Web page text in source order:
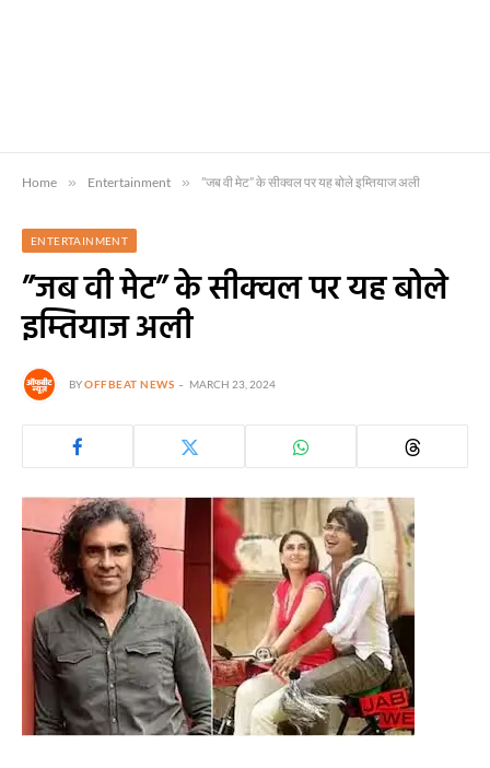
Home » Entertainment » ”जब वी मेट” के सीक्वल पर यह बोले इम्तियाज अली
ENTERTAINMENT
”जब वी मेट” के सीक्वल पर यह बोले
इम्तियाज अली
BYOFFBEAT NEWS MARCH 23, 2024